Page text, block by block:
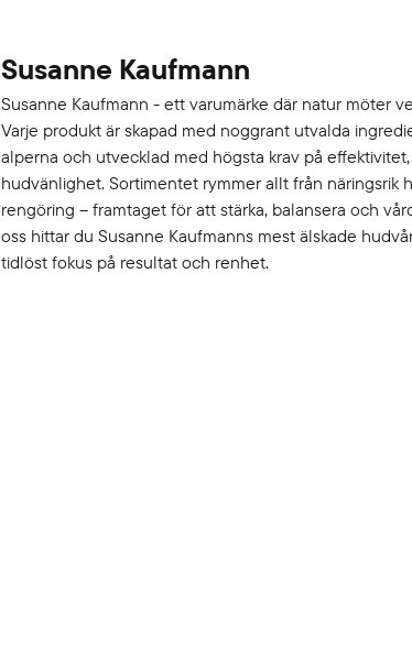
Susanne Kaufmann
Susanne Kaufmann - ett varumärke där natur möter
Varje produkt är skapad med noggrant utvalda
alperna och utvecklad med högsta krav på
hudvänlighet. Sortimentet rymmer allt från näringsrik
rengöring – framtaget för att stärka, balansera och
oss hittar du Susanne Kaufmanns mest älskade
tidlöst fokus på resultat och renhet.